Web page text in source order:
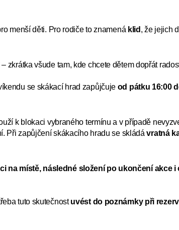
menší děti. Pro rodiče to znamená klid , že jejich
– zkrátka všude tam, kde chcete dětem dopřát
se skákací hrad zapůjčuje od pátku 16:00
k blokaci vybraného termínu a v případě
Při zapůjčení skákacího hradu se skládávratná
na místě, následné složení po ukončení akce i
tuto skutečnostuvést do poznámky při